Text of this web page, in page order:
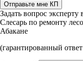
Отправьте мне КП
Задать вопрос
Слесарь по ремонту
Абакане
(гарантированный